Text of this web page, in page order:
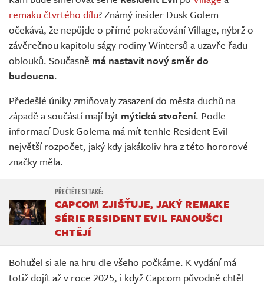
Živě
remaku čtvrtého dílu? Známý insider Dusk Golem
očekává, že nepůjde o přímé pokračování Village, nýbrž o
závěrečnou kapitolu ságy rodiny Wintersů a uzavře řadu
oblouků. Současně má nastavit nový směr do
budoucna.
Předešlé úniky zmiňovaly zasazení do města duchů na
západě a součástí mají být mýtická stvoření. Podle
informací Dusk Golema má mít tenhle Resident Evil
největší rozpočet, jaký kdy jakákoliv hra z této hororové
značky měla.
CAPCOM ZJIŠŤUJE, JAKÝ REMAKE
SÉRIE RESIDENT EVIL FANOUŠCI
CHTĚJÍ
Bohužel si ale na hru dle všeho počkáme. K vydání má
totiž dojít až v roce 2025, i když Capcom původně chtěl